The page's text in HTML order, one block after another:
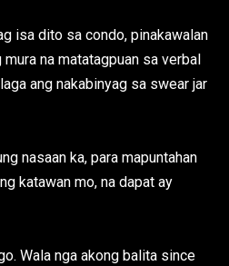
isa dito sa condo, pinakawalan
na matatagpuan sa verbal
ang nakabinyag sa swear jar
nasaan ka, para mapuntahan
katawan mo, na dapat ay
Wala nga akong balita since